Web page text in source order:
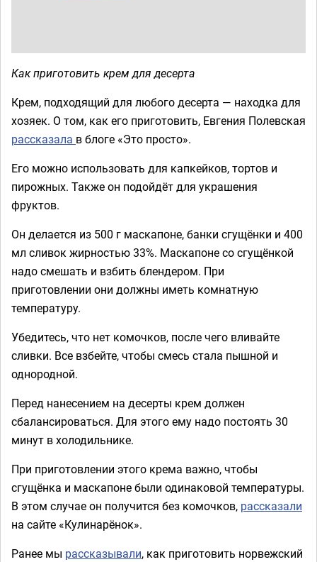
Как приготовить крем для десерта
Крем, подходящий для любого десерта — находка для
хозяек. О том, как его приготовить, Евгения Полевская
рассказала в блоге «Это просто».
Его можно использовать для капкейков, тортов и
пирожных. Также он подойдёт для украшения
фруктов.
Он делается из 500 г маскапоне, банки сгущёнки и 400
мл сливок жирностью 33%. Маскапоне со сгущёнкой
надо смешать и взбить блендером. При
приготовлении они должны иметь комнатную
температуру.
Убедитесь, что нет комочков, после чего вливайте
сливки. Все взбейте, чтобы смесь стала пышной и
однородной.
Перед нанесением на десерты крем должен
сбалансироваться. Для этого ему надо постоять 30
минут в холодильнике.
При приготовлении этого крема важно, чтобы
сгущёнка и маскапоне были одинаковой температуры.
В этом случае он получится без комочков, рассказали
на сайте «Кулинарёнок».
Ранее мы рассказывали, как приготовить норвежский